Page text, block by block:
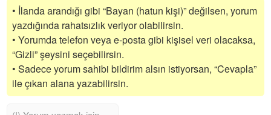
• İlanda arandığı gibi “Bayan (hatun kişi)” değilsen, yorum
yazdığında rahatsızlık veriyor olabilirsin.
• Yorumda telefon veya e-posta gibi kişisel veri olacaksa,
“Gizli” şeysini seçebilirsin.
• Sadece yorum sahibi bildirim alsın istiyorsan, “Cevapla”
ile çıkan alana yazabilirsin.